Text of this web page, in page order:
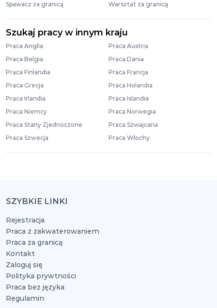
Spawacz za granicą
Warsztat za granicą
Szukaj pracy w innym kraju
Praca Anglia
Praca Austria
Praca Belgia
Praca Dania
Praca Finlandia
Praca Francja
Praca Grecja
Praca Holandia
Praca Irlandia
Praca Islandia
Praca Niemcy
Praca Norwegia
Praca Stany Zjednoczone
Praca Szwajcaria
Praca Szwecja
Praca Włochy
SZYBKIE LINKI
Rejestracja
Praca z zakwaterowaniem
Praca za granicą
Kontakt
Zaloguj się
Polityka prywtności
Praca bez języka
Regulamin